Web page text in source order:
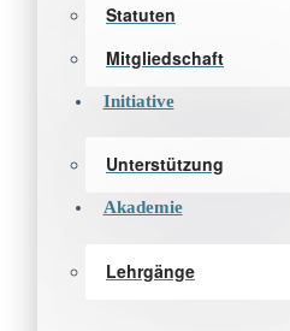
Statuten
Mitgliedschaft
Initiative
Unterstützung
Akademie
Lehrgänge